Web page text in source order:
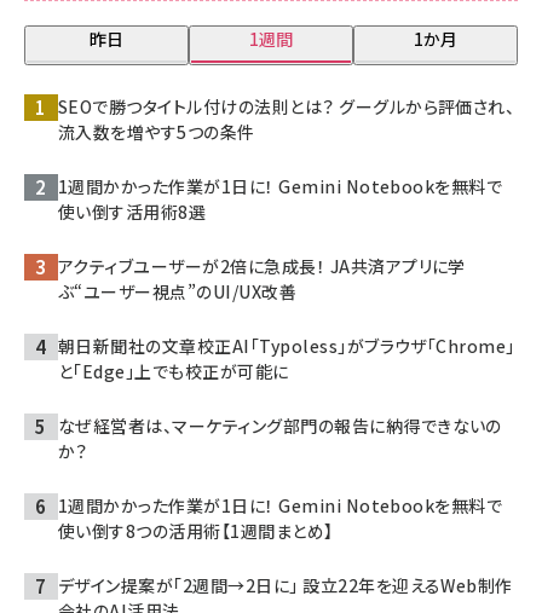
昨日 1週間 1か月
SEOで勝つタイトル付けの法則とは？ グーグルから評価され、
流入数を増やす5つの条件
1週間かかった作業が1日に！ Gemini Notebookを無料で
使い倒す活用術8選
アクティブユーザーが2倍に急成長！ JA共済アプリに学
ぶ“ユーザー視点”のUI/UX改善
朝日新聞社の文章校正AI「Typoless」がブラウザ「Chrome」
と「Edge」上でも校正が可能に
なぜ経営者は、マーケティング部門の報告に納得できないの
か？
1週間かかった作業が1日に！ Gemini Notebookを無料で
使い倒す8つの活用術【1週間まとめ】
デザイン提案が「2週間→2日に」 設立22年を迎えるWeb制作